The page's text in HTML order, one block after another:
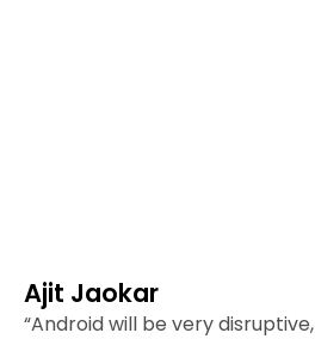
Ajit Jaokar
“Android will be very